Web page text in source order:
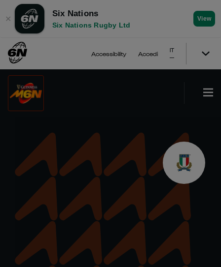
✕
Six Nations
Six Nations Rugby Ltd
View
Accessibility Accedi
IT